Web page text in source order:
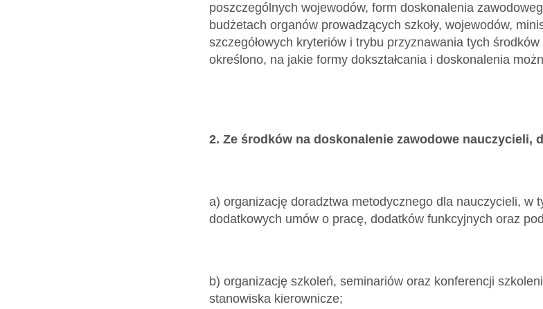
poszczególnych wojewodów, form doskonalenia
budżetach organów prowadzących szkoły, wojewodów,
szczegółowych kryteriów i trybu przyznawania tych
określono, na jakie formy dokształcania i doskonalenia
2. Ze środków na doskonalenie zawodowe nauczycieli,
a) organizację doradztwa metodycznego dla nauczycieli, w
dodatkowych umów o pracę, dodatków funkcyjnych oraz
b) organizację szkoleń, seminariów oraz konferencji
stanowiska kierownicze;